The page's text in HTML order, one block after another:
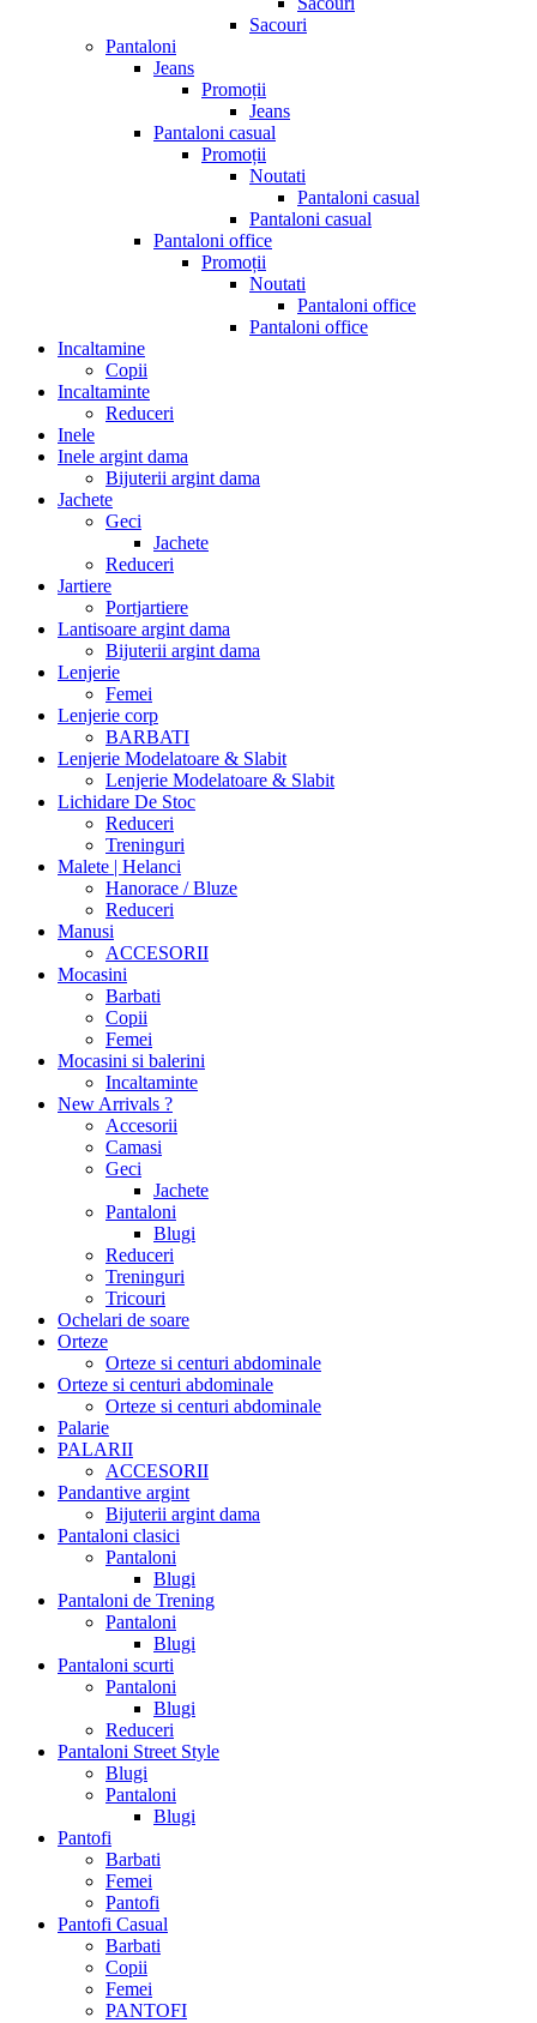
Sacouri
Pantaloni
Jeans
Promoții
Jeans
Pantaloni casual
Promoții
Noutati
Pantaloni casual
Pantaloni casual
Pantaloni office
Promoții
Noutati
Pantaloni office
Pantaloni office
Incaltamine
Copii
Incaltaminte
Reduceri
Inele
Inele argint dama
Bijuterii argint dama
Jachete
Geci
Jachete
Reduceri
Jartiere
Portjartiere
Lantisoare argint dama
Bijuterii argint dama
Lenjerie
Femei
Lenjerie corp
BARBATI
Lenjerie Modelatoare & Slabit
Lenjerie Modelatoare & Slabit
Lichidare De Stoc
Reduceri
Treninguri
Malete | Helanci
Hanorace / Bluze
Reduceri
Manusi
ACCESORII
Mocasini
Barbati
Copii
Femei
Mocasini si balerini
Incaltaminte
New Arrivals ?
Accesorii
Camasi
Geci
Jachete
Pantaloni
Blugi
Reduceri
Treninguri
Tricouri
Ochelari de soare
Orteze
Orteze si centuri abdominale
Orteze si centuri abdominale
Orteze si centuri abdominale
Palarie
PALARII
ACCESORII
Pandantive argint
Bijuterii argint dama
Pantaloni clasici
Pantaloni
Blugi
Pantaloni de Trening
Pantaloni
Blugi
Pantaloni scurti
Pantaloni
Blugi
Reduceri
Pantaloni Street Style
Blugi
Pantaloni
Blugi
Pantofi
Barbati
Femei
Pantofi
Pantofi Casual
Barbati
Copii
Femei
PANTOFI